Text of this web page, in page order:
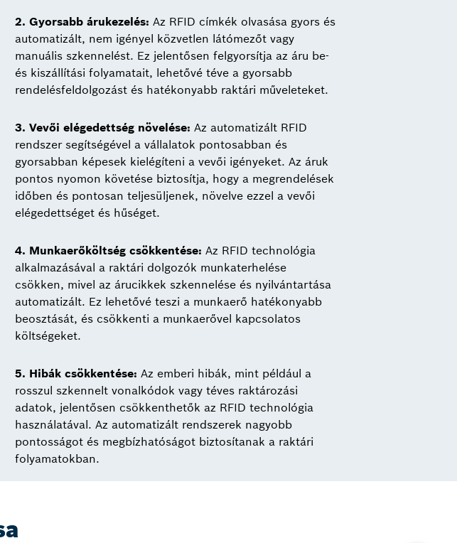
2. Gyorsabb árukezelés: Az RFID címkék olvasása gyors és
automatizált, nem igényel közvetlen látómezőt vagy
manuális szkennelést. Ez jelentősen felgyorsítja az áru be-
és kiszállítási folyamatait, lehetővé téve a gyorsabb
rendelésfeldolgozást és hatékonyabb raktári műveleteket.
3. Vevői elégedettség növelése: Az automatizált RFID
rendszer segítségével a vállalatok pontosabban és
gyorsabban képesek kielégíteni a vevői igényeket. Az áruk
pontos nyomon követése biztosítja, hogy a megrendelések
időben és pontosan teljesüljenek, növelve ezzel a vevői
elégedettséget és hűséget.
4. Munkaerőköltség csökkentése: Az RFID technológia
alkalmazásával a raktári dolgozók munkaterhelése
csökken, mivel az árucikkek szkennelése és nyilvántartása
automatizált. Ez lehetővé teszi a munkaerő hatékonyabb
beosztását, és csökkenti a munkaerővel kapcsolatos
költségeket.
5. Hibák csökkentése: Az emberi hibák, mint például a
rosszul szkennelt vonalkódok vagy téves raktározási
adatok, jelentősen csökkenthetők az RFID technológia
használatával. Az automatizált rendszerek nagyobb
pontosságot és megbízhatóságot biztosítanak a raktári
folyamatokban.